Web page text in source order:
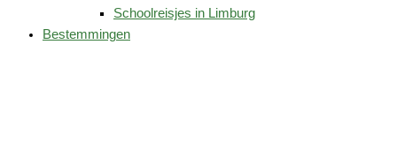
Schoolreisjes in Limburg
Bestemmingen